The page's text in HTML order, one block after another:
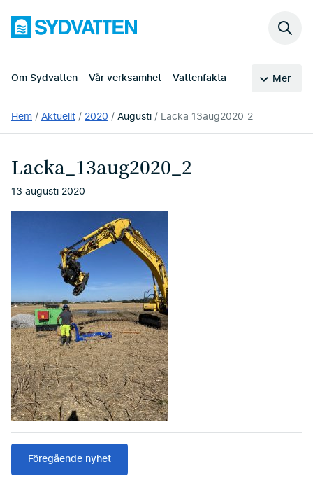
huvudinnehållet
Sydvatten
Om Sydvatten Vår verksamhet Vattenfakta Mer
Sök
Du
är
Hem Aktuellt 2020 Augusti Lacka_13aug2020_2
Lacka_13aug2020_2
13 augusti 2020
Föregående nyhet